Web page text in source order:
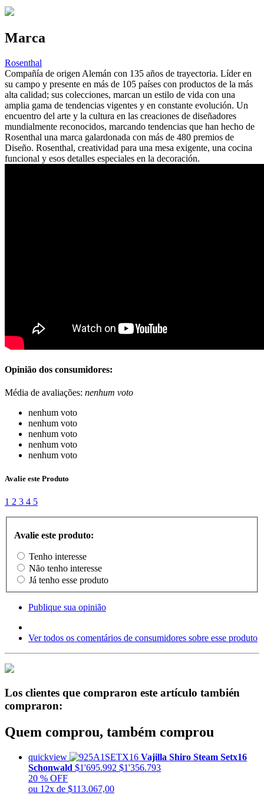
Marca
Rosenthal
Compañía de origen Alemán con 135 años de trayectoria. Líder en
su campo y presente en más de 105 países con productos de la más
alta calidad; sus colecciones, marcan un estilo de vida con una
amplia gama de tendencias vigentes y en constante evolución. Un
encuentro del arte y la cultura en las creaciones de diseñadores
mundialmente reconocidos, marcando tendencias que han hecho de
Rosenthal una marca galardonada con más de 480 premios de
Diseño. Rosenthal, creatividad para una mesa exigente, una cocina
funcional y esos detalles especiales en la decoración.
Opinião dos consumidores:
Média de avaliações: nenhum voto
nenhum voto
nenhum voto
nenhum voto
nenhum voto
nenhum voto
Avalie este Produto
1 2 3 4 5
Avalie este produto:
Tenho interesse
Não tenho interesse
Já tenho esse produto
Publique sua opinião
Ver todos os comentários de consumidores sobre esse produto
Los clientes que compraron este artículo también
compraron:
Quem comprou, também comprou
quickview
Vajilla Shiro Steam Setx16
Schonwald $1'695.992 $1'356.793
20 % OFF
ou 12x de $113.067,00